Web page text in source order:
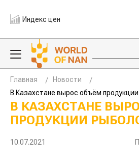
Индекс цен
Главная
Новости
В Казахстане вырос объём
В КАЗАХСТАНЕ
ПРОДУКЦИИ
10.07.2021